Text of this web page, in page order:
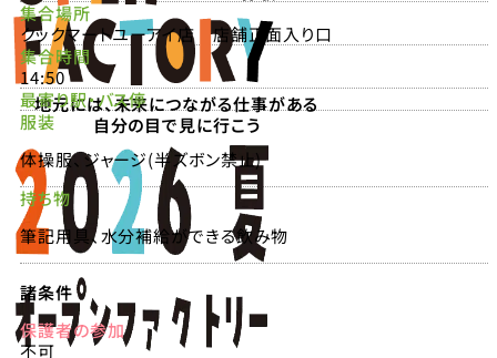
地元には、未来につながる仕事がある
自分の目で見に行こう
集合場所
クックマートユーアイ店 店舗正面入り口
集合時間
14:50
最寄り駅・バス停
服装
体操服、ジャージ(半ズボン禁止)
持ち物
筆記用具、水分補給ができる飲み物
諸条件
保護者の参加
不可